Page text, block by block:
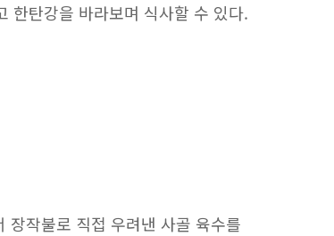
한탄강을 바라보며 식사할 수 있다.
장작불로 직접 우려낸 사골 육수를